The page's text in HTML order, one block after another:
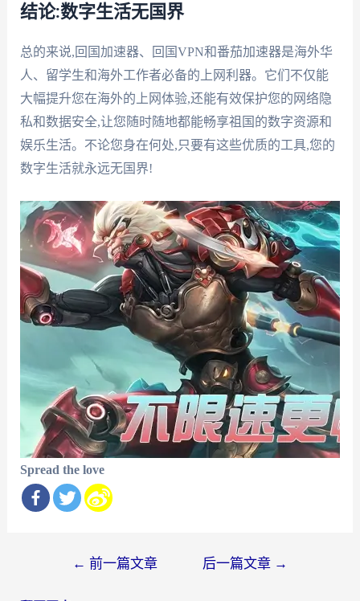
结论:数字生活无国界
总的来说,回国加速器、回国VPN和番茄加速器是海外华
人、留学生和海外工作者必备的上网利器。它们不仅能
大幅提升您在海外的上网体验,还能有效保护您的网络隐
私和数据安全,让您随时随地都能畅享祖国的数字资源和
娱乐生活。不论您身在何处,只要有这些优质的工具,您的
数字生活就永远无国界!
Spread the love
← 前一篇文章 后一篇文章 →